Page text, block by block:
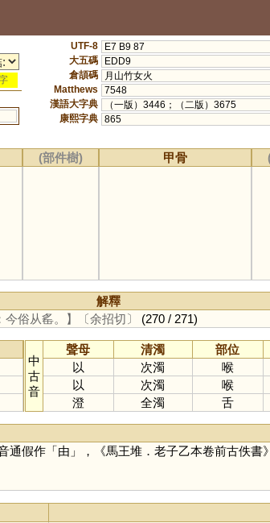
UTF-8
E7 B9 87
大五碼
EDD9
倉頡碼
月山竹女火
Matthews
7548
漢語大字典
（一版）3446；（二版）3675
康熙字典 865
(部件樹) 甲骨
解釋
今俗从䍃。】 〔余招切〕 (270 / 271)
中
古
音
聲母 清濁 部位
以
次濁 喉
以
次濁 喉
澄
全濁 舌
通假作「由 」，《馬王堆．老子乙本卷前古佚書